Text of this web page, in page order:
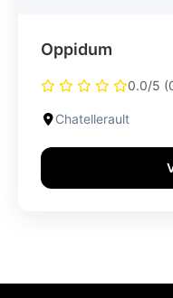
Oppidum
0.0/5
Chatellerault